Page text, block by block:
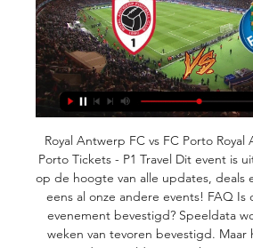
Royal Antwerp FC vs FC Porto﻿ Royal
Porto Tickets - P1 Travel Dit event is
op de hoogte van alle updates, deals
eens al onze andere events! FAQ Is
evenement bevestigd? Speeldata
weken van tevoren bevestigd.